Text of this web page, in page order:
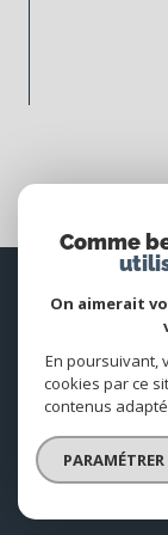
© 2026 |
Nos honoraires
Plan
Comme
On aimerait
En poursuivant,
cookies par ce
contenus
PARAMÉTRER